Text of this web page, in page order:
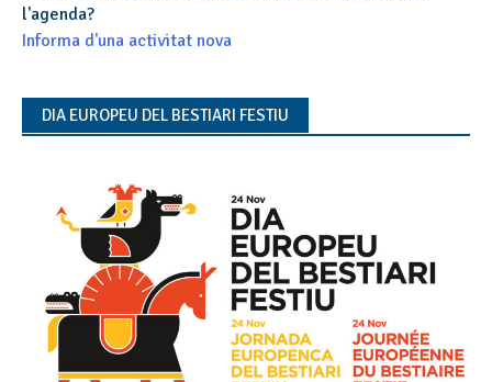
l'agenda?
Informa d'una activitat nova
DIA EUROPEU DEL BESTIARI FESTIU